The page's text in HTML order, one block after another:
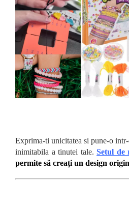
Exprima-ti unicitatea si pune-o
inimitabila a tinutei tale.Setul de
permite să creați un design